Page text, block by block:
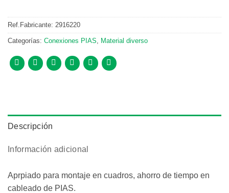
Ref.Fabricante: 2916220
Categorías: Conexiones PIAS Material diverso
Descripción
Información adicional
Aprpiado para montaje en cuadros, ahorro de tiempo en
cableado de PIAS.